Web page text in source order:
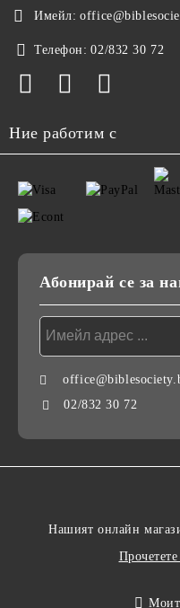
Имейл:
Телефон: 02/832 30 72
Ние работим с
Абонирай се за
02/832 30 72
Нашият онлайн